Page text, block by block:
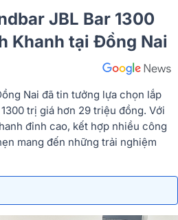
JBL Bar 1300
Khanh tại Đồng Nai
Nai đã tin tưởng lựa chọn lắp
trị giá hơn 29 triệu đồng. Với
đỉnh cao, kết hợp nhiều công
mang đến những trải nghiệm